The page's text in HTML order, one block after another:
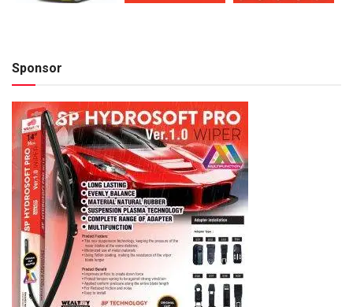
Sponsor